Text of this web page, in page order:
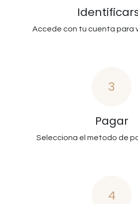
Accede con tu cuenta para
3
Pagar
Selecciona el metodo de
4